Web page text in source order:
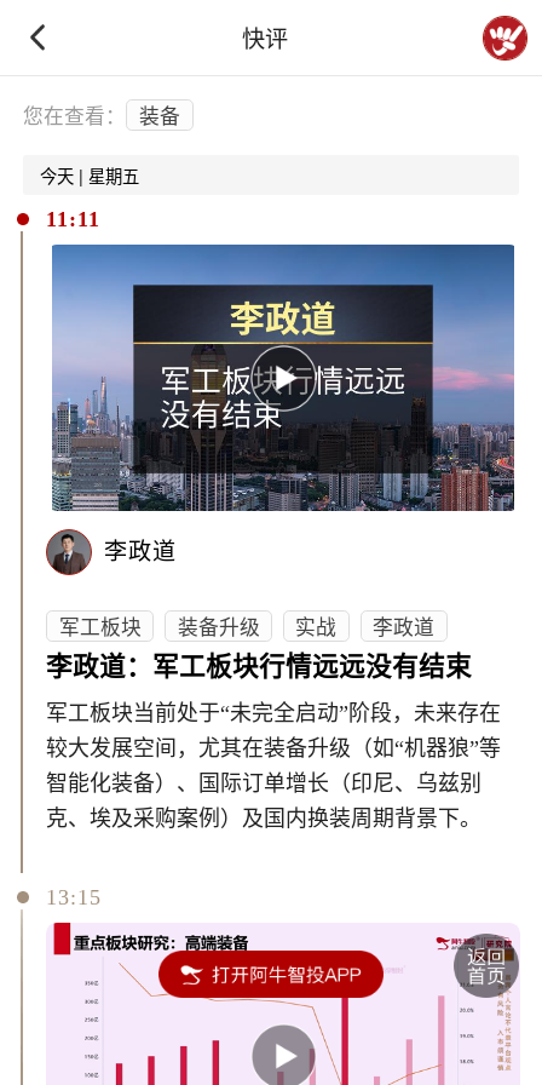
快评
下拉刷新
您在查看： 装备
今天 | 星期五
11:11
李政道
军工板块 装备升级 实战
李政道
李政道：军工板块行情远远没有结束
军工板块当前处于“未完全启动”阶段，未来存在
较大发展空间，尤其在装备升级（如“机器狼”等
智能化装备）、国际订单增长（印尼、乌兹别
克、埃及采购案例）及国内换装周期背景下。
13:15